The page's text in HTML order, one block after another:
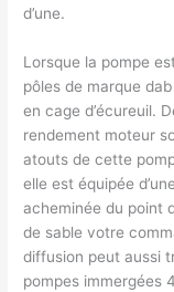
d’une.
Lorsque la pompe
pôles de marque
en cage d’écureuil.
rendement moteur
atouts de cette
elle est équipée
acheminée du point
de sable votre
diffusion peut aussi
pompes immergées